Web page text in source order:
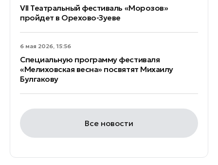
VII Театральный фестиваль «Морозов»
пройдет в Орехово-Зуеве
6 мая 2026, 15:56
Специальную программу фестиваля
«Мелиховская весна» посвятят Михаилу
Булгакову
Все новости